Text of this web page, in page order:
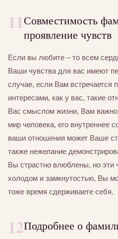
11Совместимость
проявление чувств
Если вы любите – то всем
Ваши чувства для вас имеют
случае, если Вам встречается
интересами, как у вас, такие
Вас смыслом жизни, Вам важно
мир человека, его внутреннее
ваши отношения может Ваше
также нежелание
Вы страстно влюблены, но эти
холодом и замкнутостью, Вы
тоже время сдерживаете себя.
12Подробнее о